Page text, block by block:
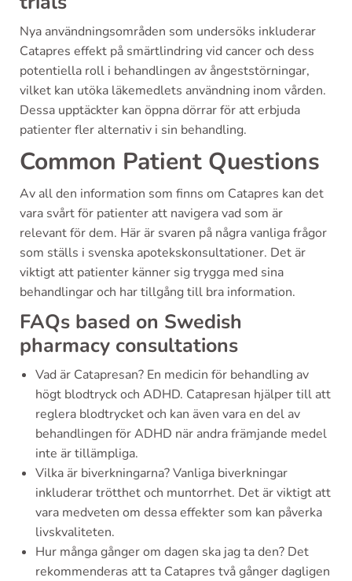
Nya användningsområden som undersöks inkluderar
Catapres effekt på smärtlindring vid cancer och dess
potentiella roll i behandlingen av ångeststörningar,
vilket kan utöka läkemedlets användning inom vården.
Dessa upptäckter kan öppna dörrar för att erbjuda
patienter fler alternativ i sin behandling.
Common Patient Questions
Av all den information som finns om Catapres kan det
vara svårt för patienter att navigera vad som är
relevant för dem. Här är svaren på några vanliga frågor
som ställs i svenska apotekskonsultationer. Det är
viktigt att patienter känner sig trygga med sina
behandlingar och har tillgång till bra information.
FAQs based on Swedish
pharmacy consultations
Vad är Catapresan? En medicin för behandling av
högt blodtryck och ADHD. Catapresan hjälper till att
reglera blodtrycket och kan även vara en del av
behandlingen för ADHD när andra främjande medel
inte är tillämpliga.
Vilka är biverkningarna? Vanliga biverkningar
inkluderar trötthet och muntorrhet. Det är viktigt att
vara medveten om dessa effekter som kan påverka
livskvaliteten.
Hur många gånger om dagen ska jag ta den? Det
rekommenderas att ta Catapres två gånger dagligen